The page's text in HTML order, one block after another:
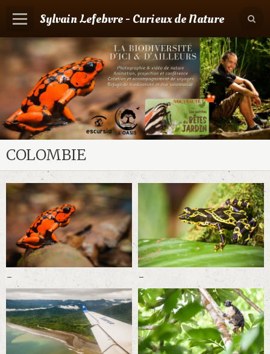
Sylvain Lefebvre - Curieux de Nature
Panier 0
Votre compte
Accueil
Contact
Agenda
COLOMBIE
- -